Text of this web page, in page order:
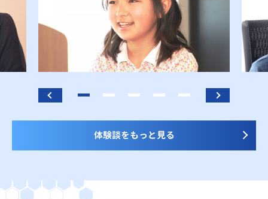
体験談をもっと見る